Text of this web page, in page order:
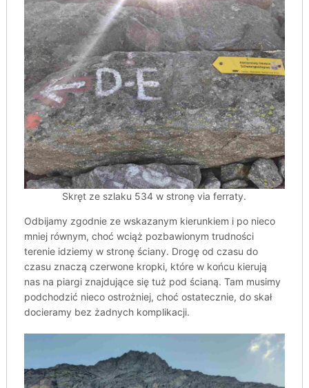
Skręt ze szlaku 534 w stronę via ferraty.
Odbijamy zgodnie ze wskazanym kierunkiem i po nieco
mniej równym, choć wciąż pozbawionym trudności
terenie idziemy w stronę ściany. Drogę od czasu do
czasu znaczą czerwone kropki, które w końcu kierują
nas na piargi znajdujące się tuż pod ścianą. Tam musimy
podchodzić nieco ostrożniej, choć ostatecznie, do skał
docieramy bez żadnych komplikacji.